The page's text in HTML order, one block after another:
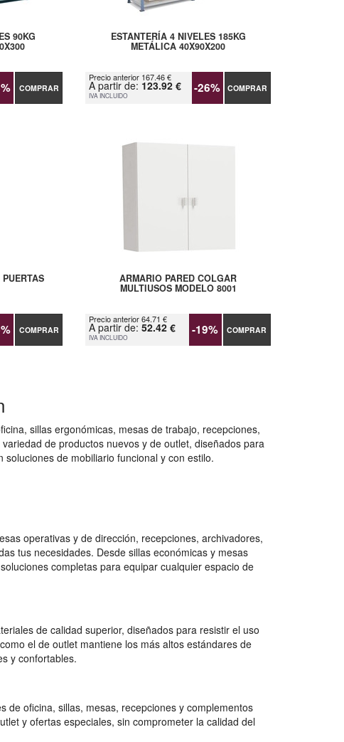
90KG
COMPRAR
ESTANTERÍA 4 NIVELES 185KG
METÁLICA 40X90X200
Precio anterior 167.46 €
A partir de: 123.92 €
IVA INCLUIDO -26% COMPRAR
COMPRAR
ARMARIO PARED COLGAR
MULTIUSOS MODELO 8001
Precio anterior 64.71 €
A partir de:52.42 €
IVA INCLUIDO -19% COMPRAR
sillas ergonómicas, mesas de trabajo, recepciones,
de productos nuevos y de outlet, diseñados para
de mobiliario funcional y con estilo.
operativas y de dirección, recepciones, archivadores,
tus necesidades. Desde sillas económicas y mesas
completas para equipar cualquier espacio de
de calidad superior, diseñados para resistir el uso
el de outlet mantiene los más altos estándares de
y confortables.
de oficina, sillas, mesas, recepciones y complementos
y ofertas especiales, sin comprometer la calidad del